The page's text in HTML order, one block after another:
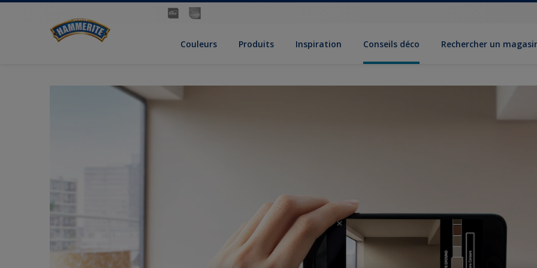
Couleurs Produits Inspiration Conseils déco Rechercher un